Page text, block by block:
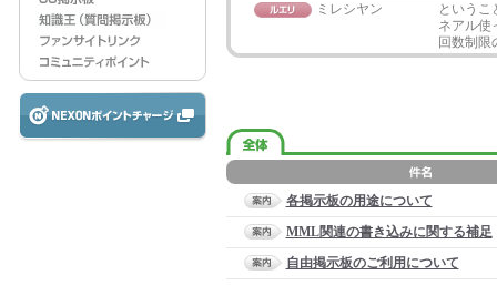
ミレシヤン
というこ
ネアル使
回数制
各掲示板の用途について
MML関連の書き込みに関する補足
自由掲示板のご利用について